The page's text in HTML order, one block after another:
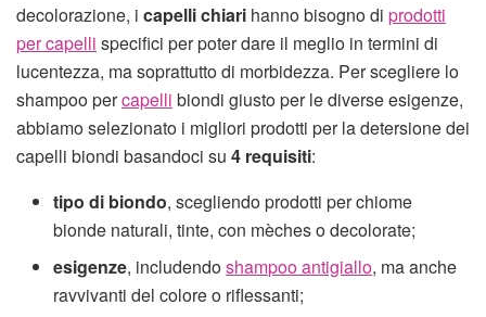
decolorazione, i capelli chiari hanno bisogno di prodotti
per capelli specifici per poter dare il meglio in termini di
lucentezza, ma soprattutto di morbidezza. Per scegliere lo
shampoo percapelli biondi giusto per le diverse esigenze,
abbiamo selezionato i migliori prodotti per la detersione dei
capelli biondi basandoci su 4 requisiti:
tipo di biondo, scegliendo prodotti per chiome
bionde naturali, tinte, con mèches o decolorate;
esigenze, includendoshampoo antigiallo, ma anche
ravvivanti del colore o riflessanti;